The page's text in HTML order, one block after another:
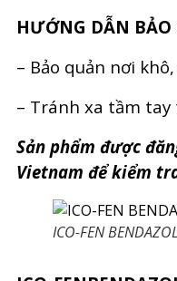
HƯỚNG DẪN BẢO
– Bảo quản nơi
– Tránh xa tầm tay
Sản phẩm được
Vietnam để kiểm
ICO-FEN